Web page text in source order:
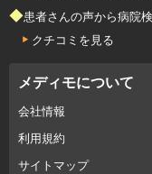
◆患者さんの声から病院
クチコミを見る
メディモについて
会社情報
利用規約
サイトマップ